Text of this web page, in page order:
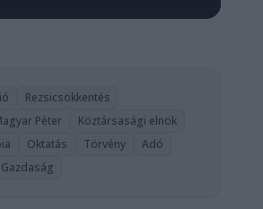
Rezsicsökkentés
Péter
Köztársasági elnök
Oktatás Törvény
Adó
Gazdaság